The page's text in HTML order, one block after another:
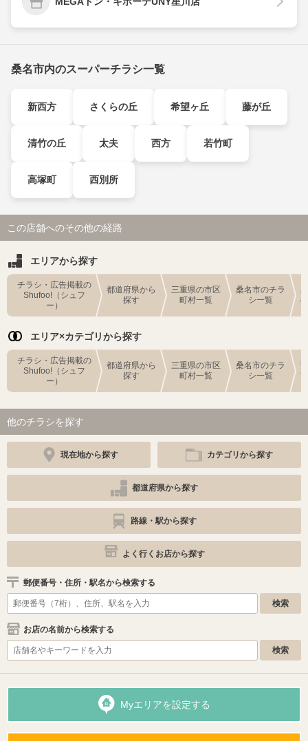
桑名市内のスーパーチラシ一覧
新西方 さくらの丘 希望ヶ丘 藤が丘
清竹の丘 太夫 西方 若竹町
高塚町 西別所
この店舗へのその他の経路
エリアから探す
チラシ・広告掲載の
Shufoo!（シュフ
ー）
都道府県から
探す
三重県の市区
町村一覧
桑名市のチラ
シ一覧
エリア×カテゴリから探す
チラシ・広告掲載の
Shufoo!（シュフ
ー）
都道府県から
探す
三重県の市区
町村一覧
桑名市のチラ
シ一覧
他のチラシを探す
現在地から探す カテゴリから探す
都道府県から探す
路線・駅から探す
よく行くお店から探す
郵便番号・住所・駅名から検索する
お店の名前から検索する
Myエリアを設定する